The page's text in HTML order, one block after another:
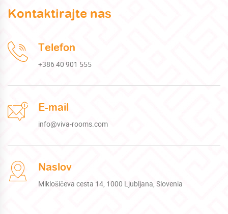
Kontaktirajte nas
Telefon
+386 40 901 555
E-mail
info@viva-rooms.com
Naslov
Miklošičeva cesta 14, 1000 Ljubljana, Slovenia